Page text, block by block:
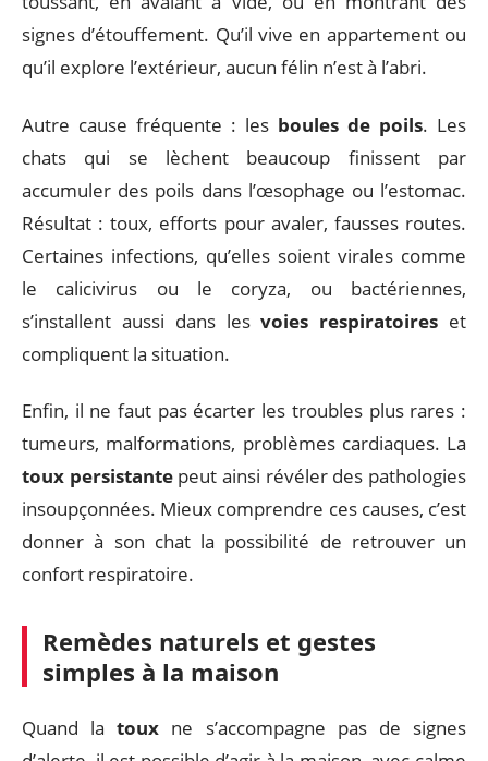
signes d’étouffement. Qu’il vive en appartement ou
qu’il explore l’extérieur, aucun félin n’est à l’abri.
Autre cause fréquente : les boules de poils. Les
chats qui se lèchent beaucoup finissent par
accumuler des poils dans l’œsophage ou l’estomac.
Résultat : toux, efforts pour avaler, fausses routes.
Certaines infections, qu’elles soient virales comme
le calicivirus ou le coryza, ou bactériennes,
s’installent aussi dans lesvoies respiratoires et
compliquent la situation.
Enfin, il ne faut pas écarter les troubles plus rares :
tumeurs, malformations, problèmes cardiaques. La
toux persistantepeut ainsi révéler des pathologies
insoupçonnées. Mieux comprendre ces causes, c’est
donner à son chat la possibilité de retrouver un
confort respiratoire.
Remèdes naturels et gestes
simples à la maison
Quand latoux ne s’accompagne pas de signes